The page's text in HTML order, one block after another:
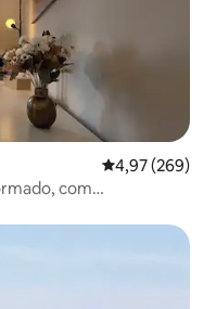
4,97 de uma
4,97 (269)
com